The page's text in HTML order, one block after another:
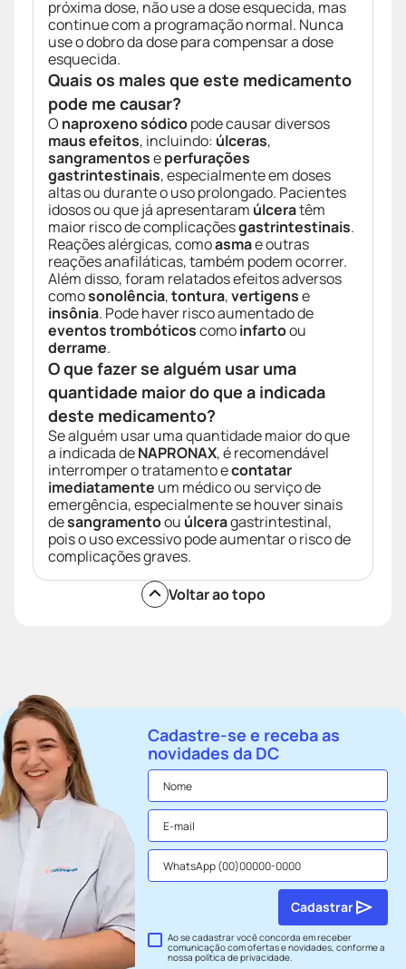
próxima dose, não use a dose esquecida, mas
continue com a programação normal. Nunca
use o dobro da dose para compensar a dose
esquecida.
Quais os males que este medicamento
pode me causar?
O naproxeno sódicopode causar diversos
maus efeitos, incluindo: úlceras,
sangramentoseperfurações
gastrintestinais, especialmente em doses
altas ou durante o uso prolongado. Pacientes
idosos ou que já apresentaram úlceratêm
maior risco de complicaçõesgastrintestinais.
Reações alérgicas, comoasmae outras
reações anafiláticas, também podem ocorrer.
Além disso, foram relatados efeitos adversos
comosonolência,tontura,vertigense
insônia. Pode haver risco aumentado de
eventos trombóticoscomoinfartoou
derrame.
O que fazer se alguém usar uma
quantidade maior do que a indicada
deste medicamento?
Se alguém usar uma quantidade maior do que
a indicada deNAPRONAX, é recomendável
interromper o tratamento econtatar
imediatamente um médico ou serviço de
emergência, especialmente se houver sinais
desangramentoou úlceragastrintestinal,
pois o uso excessivo pode aumentar o risco de
complicações graves.
Voltar ao topo
Cadastre-se e receba as
novidades da DC
Ao se cadastrar você concorda em receber
comunicação com ofertas e novidades, conforme a
nossapolítica de privacidade.
Cadastrar